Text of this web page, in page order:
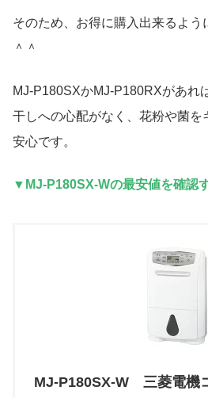
そのため、お得に購入出来るよう
＾＾
MJ-P180SXかMJ-P180RXがあれ
干しへの心配がなく、花粉や菌を
安心です。
▼MJ-P180SX-Wの最安値を確認
MJ-P180SX-W 三菱電機